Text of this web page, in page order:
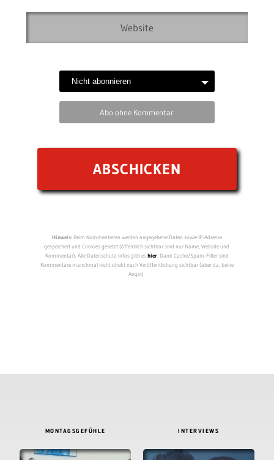
Abo ohne Kommentar
Hinweis:Beim Kommentieren werden angegebene Daten sowie IP-Adresse
gespeichert und Cookies gesetzt (öffentlich sichtbar sind nur Name, Website und
Kommentar). Alle Datenschutz-Infos gibt eshier. Dank Cache/Spam-Filter sind
Kommentare manchmal nicht direkt nach Veröffentlichung sichtbar (aber da, keine
Angst).
MONTAGSGEFÜHLE INTERVIEWS